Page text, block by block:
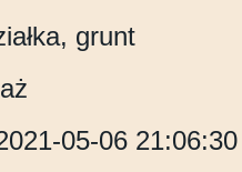
grunt
05-06 21:06:30